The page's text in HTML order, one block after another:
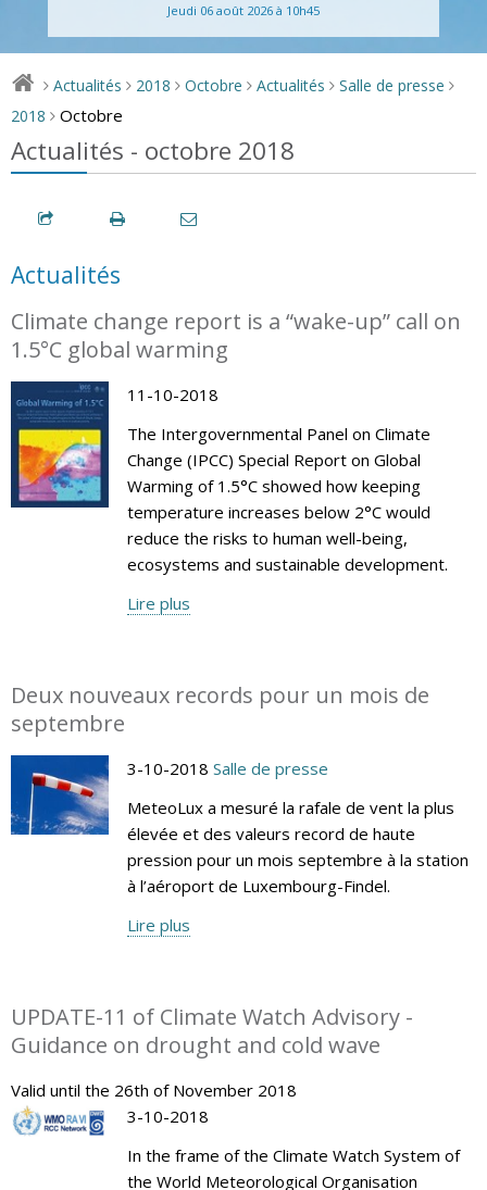
Jeudi 06 août 2026 à 10h45
> Actualités > 2018 > Octobre > Actualités > Salle de presse >
2018 > Octobre
Actualités - octobre 2018
Actualités
Climate change report is a “wake-up” call on
1.5°C global warming
11-10-2018
The Intergovernmental Panel on Climate
Change (IPCC) Special Report on Global
Warming of 1.5°C showed how keeping
temperature increases below 2°C would
reduce the risks to human well-being,
ecosystems and sustainable development.
Lire plus
Deux nouveaux records pour un mois de
septembre
3-10-2018 Salle de presse
MeteoLux a mesuré la rafale de vent la plus
élevée et des valeurs record de haute
pression pour un mois septembre à la station
à l’aéroport de Luxembourg-Findel.
Lire plus
UPDATE-11 of Climate Watch Advisory -
Guidance on drought and cold wave
Valid until the 26th of November 2018
3-10-2018
In the frame of the Climate Watch System of
the World Meteorological Organisation